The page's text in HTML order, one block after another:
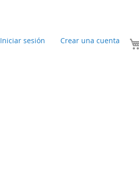
Iniciar sesión Crear una cuenta